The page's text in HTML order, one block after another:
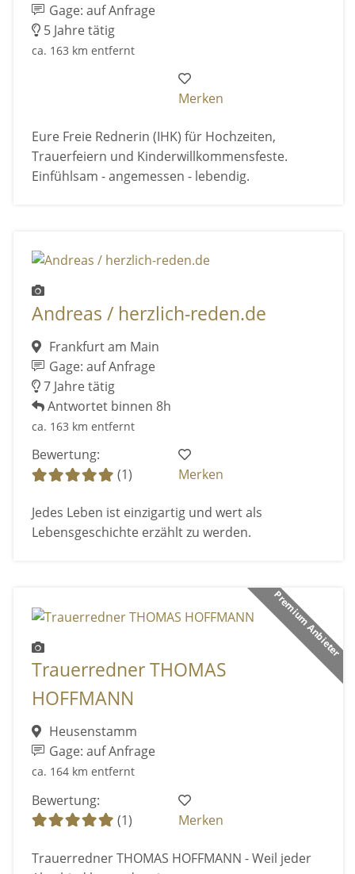
Gage: auf Anfrage
5 Jahre tätig
ca. 163 km entfernt
Merken
Eure Freie Rednerin (IHK) für Hochzeiten,
Trauerfeiern und Kinderwillkommensfeste.
Einfühlsam - angemessen - lebendig.
Andreas / herzlich-reden.de
Frankfurt am Main
Gage: auf Anfrage
7 Jahre tätig
Antwortet binnen 8h
ca. 163 km entfernt
Bewertung:
(1)
Merken
Jedes Leben ist einzigartig und wert als
Lebensgeschichte erzählt zu werden.
Premium Anbieter
Trauerredner THOMAS
HOFFMANN
Heusenstamm
Gage: auf Anfrage
ca. 164 km entfernt
Bewertung:
(1)
Merken
Trauerredner THOMAS HOFFMANN - Weil jeder